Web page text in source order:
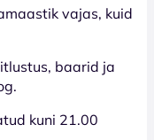
vajas, kuid
baarid ja
kuni 21.00